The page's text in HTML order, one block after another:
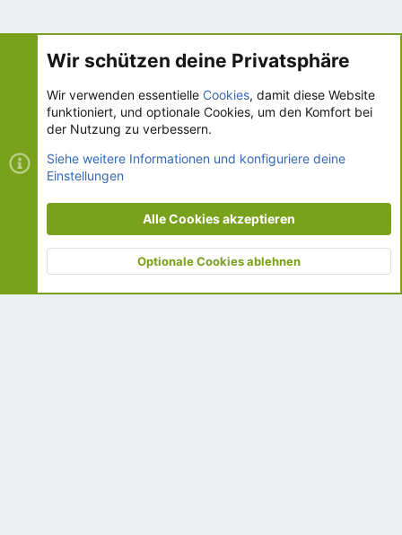
Suche
Cookies ks.de - UI.X 2-Style
Kontakt
Nutzungsbedingungen
Datenschutz
Hilfe und Impressum
S
Community platform by XenForo® © 2010-2026 XenForo Ltd.
© 2002-2026 www.krankenschwester.de
Wir schützen deine Privatsphäre
Wir verwenden essentielle Cookies, damit diese Website
funktioniert, und optionale Cookies, um den Komfort bei
der Nutzung zu verbessern.
Siehe weitere Informationen und konfiguriere deine
Einstellungen
Alle Cookies akzeptieren
Optionale Cookies ablehnen